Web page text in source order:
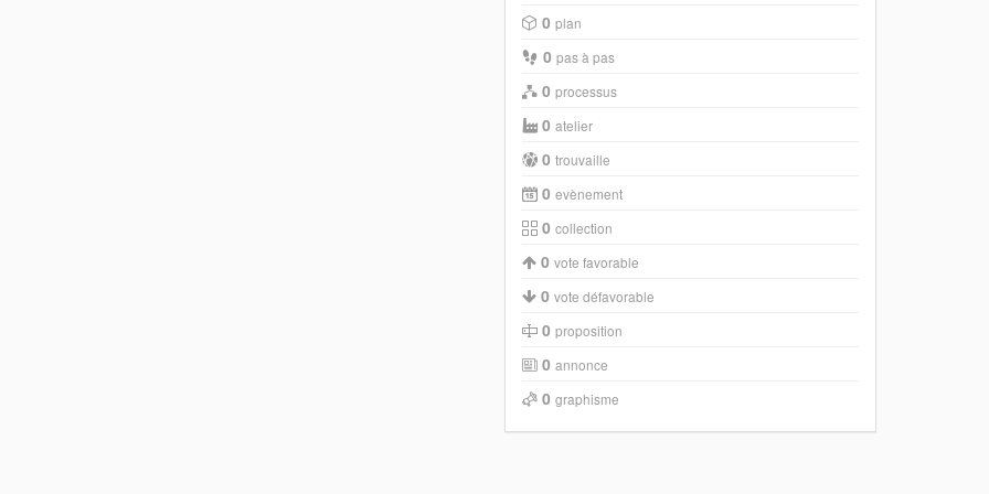
0 plan
0 pas à pas
0 processus
0 atelier
0 trouvaille
0 evènement
0 collection
0 vote favorable
0 vote défavorable
0 proposition
0 annonce
0 graphisme